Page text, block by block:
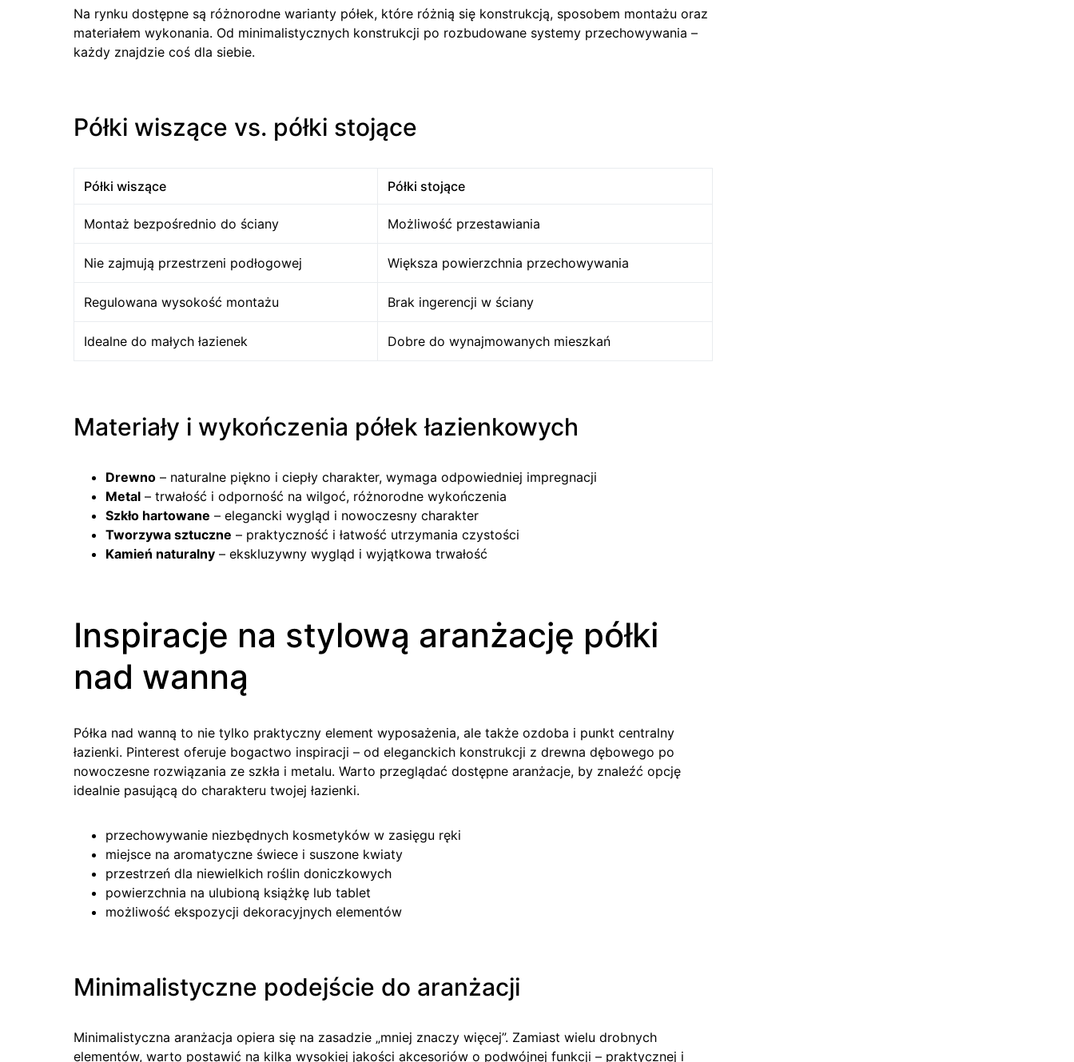
Na rynku dostępne są różnorodne warianty półek, które różnią się konstrukcją, sposobem montażu oraz
materiałem wykonania. Od minimalistycznych konstrukcji po rozbudowane systemy przechowywania –
każdy znajdzie coś dla siebie.
Półki wiszące vs. półki stojące
Półki wiszące Półki stojące
Montaż bezpośrednio do ściany Możliwość przestawiania
Nie zajmują przestrzeni podłogowej Większa powierzchnia przechowywania
Regulowana wysokość montażu Brak ingerencji w ściany
Idealne do małych łazienek Dobre do wynajmowanych mieszkań
Materiały i wykończenia półek łazienkowych
Drewno – naturalne piękno i ciepły charakter, wymaga odpowiedniej impregnacji
Metal – trwałość i odporność na wilgoć, różnorodne wykończenia
Szkło hartowane – elegancki wygląd i nowoczesny charakter
Tworzywa sztuczne – praktyczność i łatwość utrzymania czystości
Kamień naturalny – ekskluzywny wygląd i wyjątkowa trwałość
Inspiracje na stylową aranżację półki
nad wanną
Półka nad wanną to nie tylko praktyczny element wyposażenia, ale także ozdoba i punkt centralny
łazienki. Pinterest oferuje bogactwo inspiracji – od eleganckich konstrukcji z drewna dębowego po
nowoczesne rozwiązania ze szkła i metalu. Warto przeglądać dostępne aranżacje, by znaleźć opcję
idealnie pasującą do charakteru twojej łazienki.
przechowywanie niezbędnych kosmetyków w zasięgu ręki
miejsce na aromatyczne świece i suszone kwiaty
przestrzeń dla niewielkich roślin doniczkowych
powierzchnia na ulubioną książkę lub tablet
możliwość ekspozycji dekoracyjnych elementów
Minimalistyczne podejście do aranżacji
Minimalistyczna aranżacja opiera się na zasadzie „mniej znaczy więcej”. Zamiast wielu drobnych
elementów, warto postawić na kilka wysokiej jakości akcesoriów o podwójnej funkcji – praktycznej i